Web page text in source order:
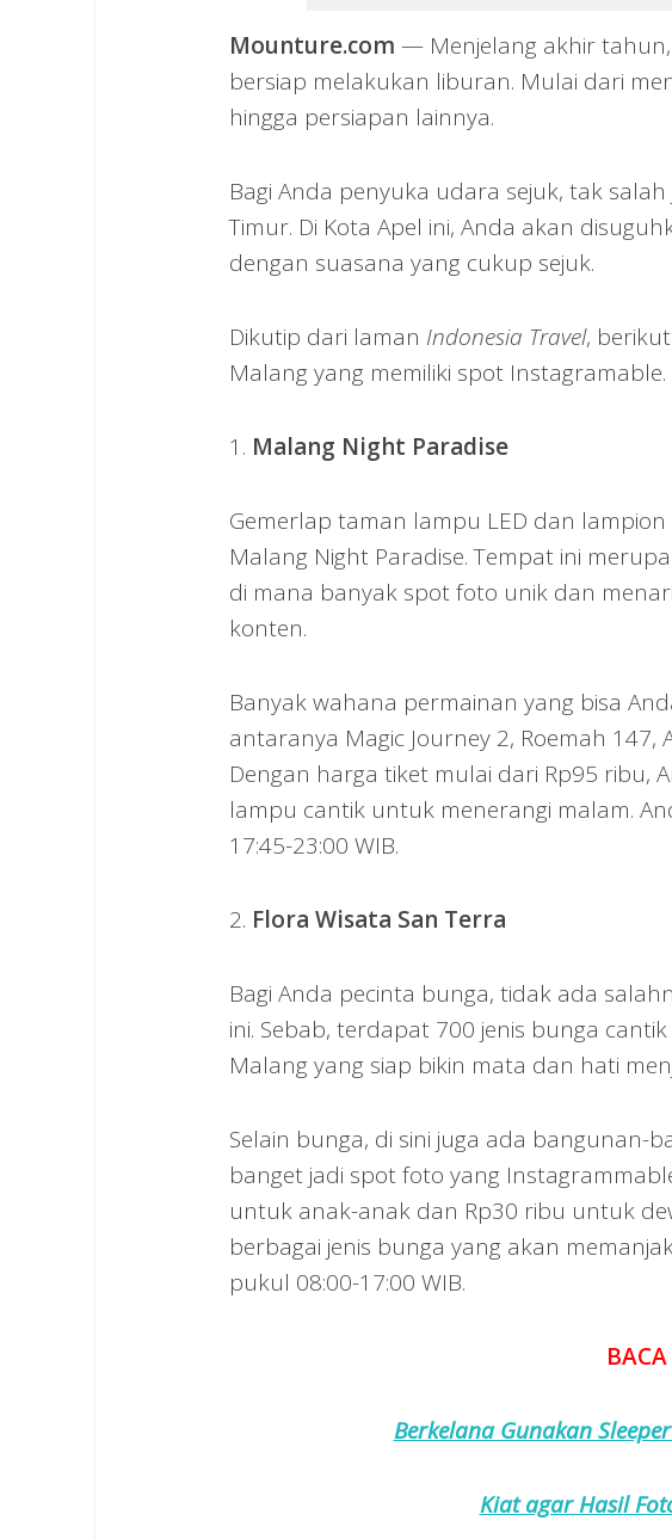
Mounture.com — Menjelang akhir
bersiap melakukan liburan. Mulai dari
hingga persiapan lainnya.
Bagi Anda penyuka udara sejuk, tak
Timur. Di Kota Apel ini, Anda akan
dengan suasana yang cukup sejuk.
Dikutip dari laman Indonesia Travel,
Malang yang memiliki spot Instagramable.
1. Malang Night Paradise
Gemerlap taman lampu LED dan
Malang Night Paradise. Tempat ini
di mana banyak spot foto unik dan
konten.
Banyak wahana permainan yang bisa
antaranya Magic Journey 2, Roemah
Dengan harga tiket mulai dari Rp95 ribu,
lampu cantik untuk menerangi malam.
17:45-23:00 WIB.
2. Flora Wisata San Terra
Bagi Anda pecinta bunga, tidak ada
ini. Sebab, terdapat 700 jenis bunga
Malang yang siap bikin mata dan hati
Selain bunga, di sini juga ada bangunan-
banget jadi spot foto yang
untuk anak-anak dan Rp30 ribu untuk
berbagai jenis bunga yang akan
pukul 08:00-17:00 WIB.
Berkelana Gunakan
Kiat agar Hasil